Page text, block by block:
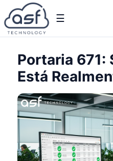
☰
Portaria 671:
Está